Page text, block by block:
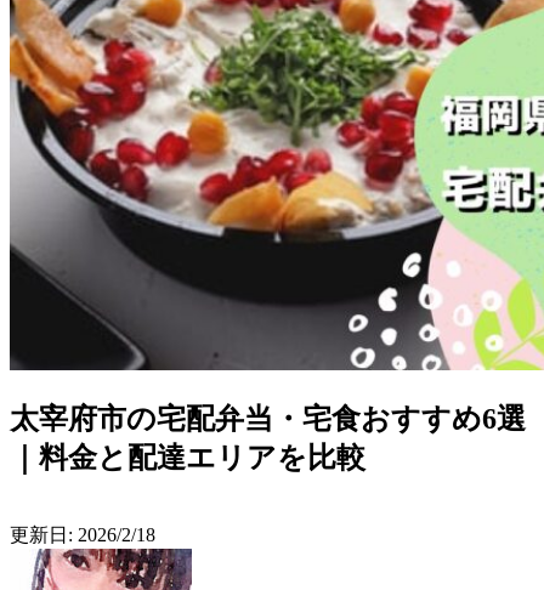
太宰府市の宅配弁当・宅食おすすめ6選
｜料金と配達エリアを比較
更新日: 2026/2/18